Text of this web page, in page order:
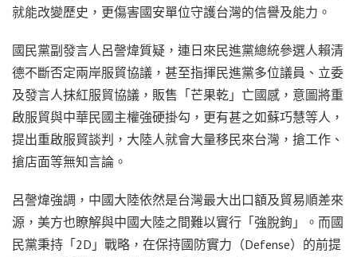
就能改變歷史，更傷害國安單位守護台灣的信譽及能力。
國民黨副發言人呂謦煒質疑，連日來民進黨總統參選人賴清
德不斷否定兩岸服貿協議，甚至指揮民進黨多位議員、立委
及發言人抹紅服貿協議，販售「芒果乾」亡國感，意圖將重
啟服貿與中華民國主權強硬掛勾，更有甚之如蘇巧慧等人，
提出重啟服貿談判，大陸人就會大量移民來台灣，搶工作、
搶店面等無知言論。
呂謦煒強調，中國大陸依然是台灣最大出口額及貿易順差來
源，美方也瞭解與中國大陸之間難以實行「強脫鉤」。而國
民黨秉持「2D」戰略，在保持國防實力（Defense）的前提